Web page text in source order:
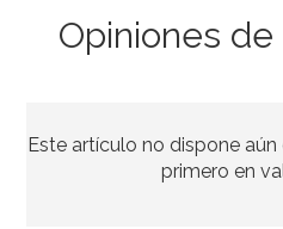
Opiniones
Este artículo no dispone aún
primero en